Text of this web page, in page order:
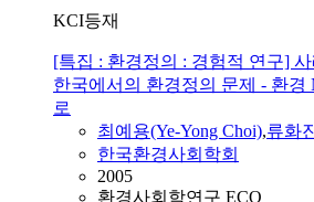
KCI등재
[특집 : 환경정의 : 경험적 연구]
한국에서의 환경정의 문제 - 환경
로
최예용(Ye-Yong Choi),류화
한국환경사회학회
2005
환경사회학연구 ECO